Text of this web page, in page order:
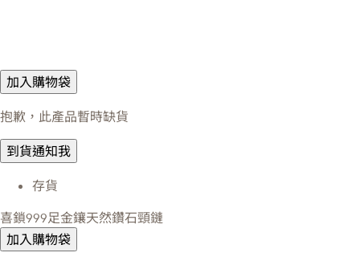
加入購物袋
抱歉，此產品暫時缺貨
到貨通知我
存貨
喜鎖999足金鑲天然鑽石頸鏈
加入購物袋